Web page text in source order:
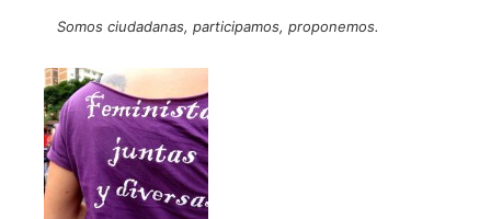
Somos ciudadanas, participamos, proponemos.